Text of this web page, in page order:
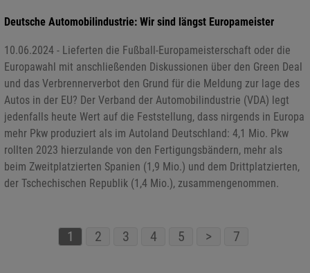
Deutsche Automobilindustrie: Wir sind längst Europameister
10.06.2024 - Lieferten die Fußball-Europameisterschaft oder die
Europawahl mit anschließenden Diskussionen über den Green Deal
und das Verbrennerverbot den Grund für die Meldung zur lage des
Autos in der EU? Der Verband der Automobilindustrie (VDA) legt
jedenfalls heute Wert auf die Feststellung, dass nirgends in Europa
mehr Pkw produziert als im Autoland Deutschland: 4,1 Mio. Pkw
rollten 2023 hierzulande von den Fertigungsbändern, mehr als
beim Zweitplatzierten Spanien (1,9 Mio.) und dem Drittplatzierten,
der Tschechischen Republik (1,4 Mio.), zusammengenommen.
1 2 3 4 5 > 7